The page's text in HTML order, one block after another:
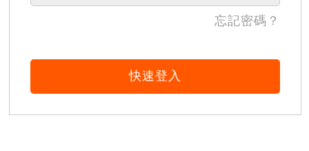
忘記密碼？
快速登入